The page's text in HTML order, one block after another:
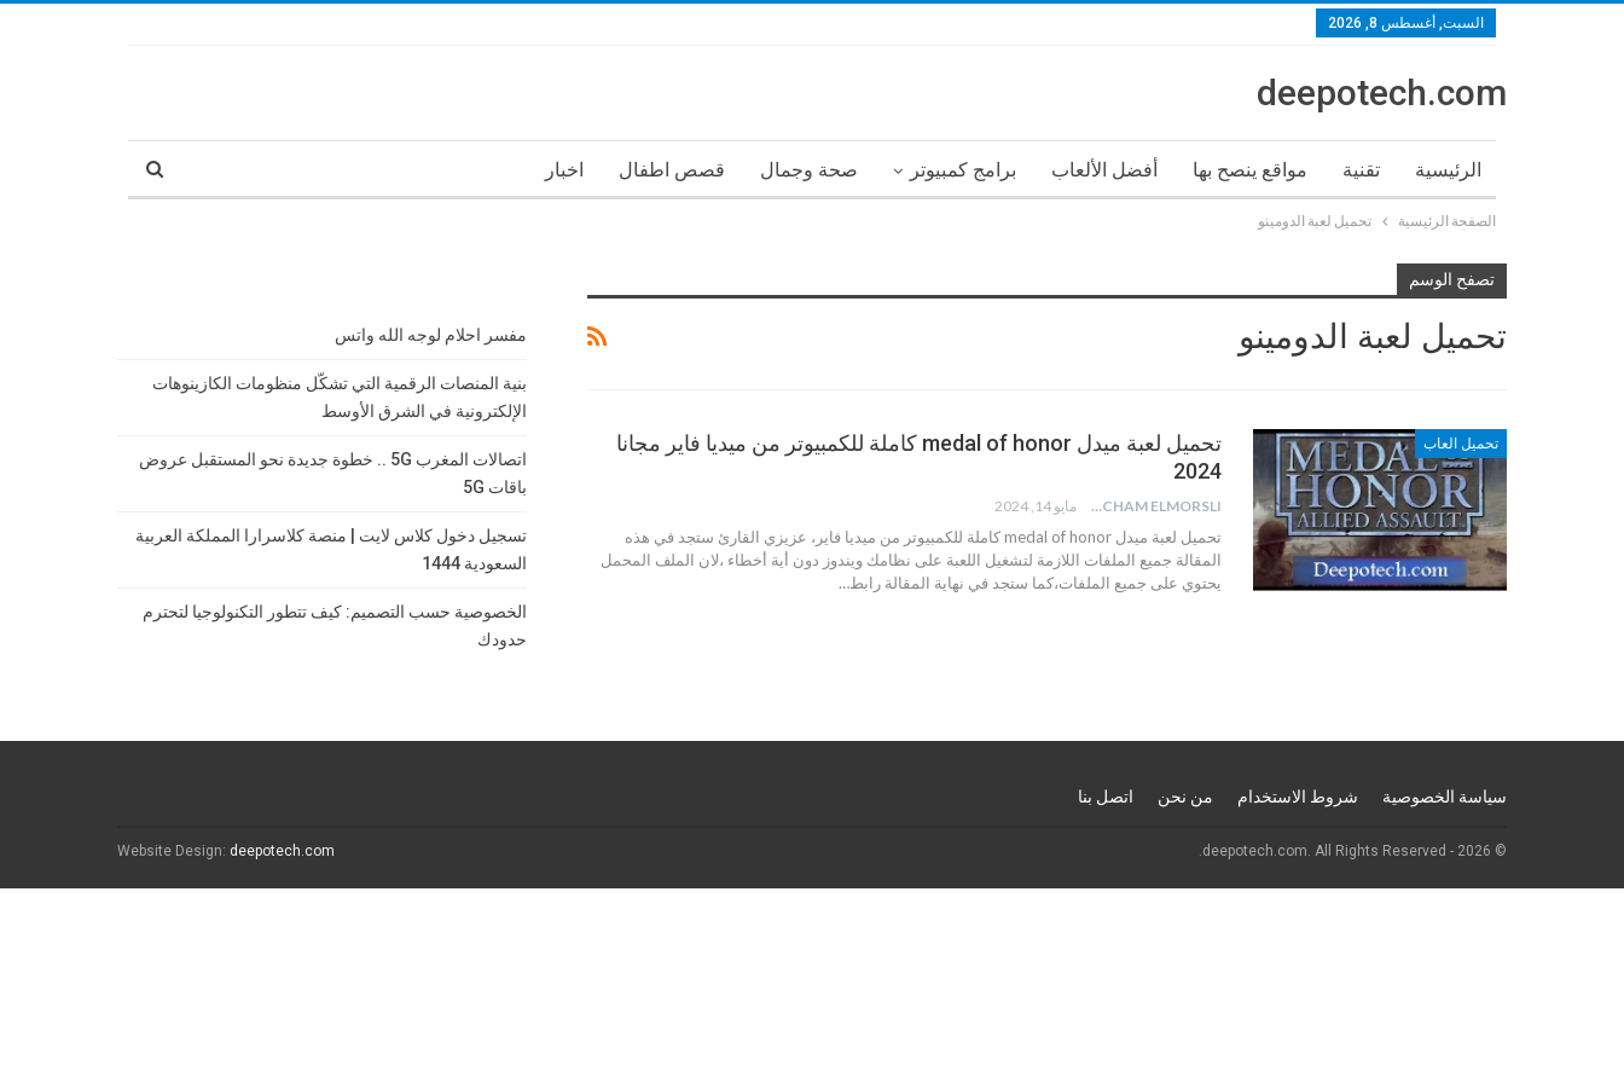
السبت, أغسطس 8, 2026
deepotech.com
الرئيسية تقنية مواقع ينصح بها أفضل الألعاب برامج كمبيوتر صحة وجمال قصص اطفال اخبار
الصفحة الرئيسية تحميل لعبة الدومينو
تصفح الوسم
تحميل لعبة الدومينو
تحميل العاب
تحميل لعبة ميدل medal of honor كاملة للكمبيوتر من ميديا فاير مجانا
2024
HICHAM ELMORSLI مايو 14, 2024
تحميل لعبة ميدل medal of honor كاملة للكمبيوتر من ميديا فاير، عزيزي القارئ ستجد في هذه
المقالة جميع الملفات اللازمة لتشغيل اللعبة على نظامك ويندوز دون أية أخطاء ،لان الملف المحمل
يحتوي على جميع الملفات،كما ستجد في نهاية المقالة رابط…
مفسر احلام لوجه الله واتس
بنية المنصات الرقمية التي تشكّل منظومات الكازينوهات
الإلكترونية في الشرق الأوسط
اتصالات المغرب 5G .. خطوة جديدة نحو المستقبل عروض
باقات 5G
تسجيل دخول كلاس لايت | منصة كلاسرارا المملكة العربية
السعودية 1444
الخصوصية حسب التصميم: كيف تتطور التكنولوجيا لتحترم
حدودك
سياسة الخصوصية شروط الاستخدام من نحن اتصل بنا
© 2026 - deepotech.com. All Rights Reserved.
Website Design: deepotech.com